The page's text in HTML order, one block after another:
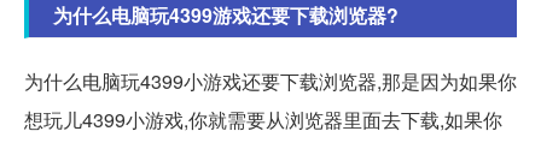
为什么电脑玩4399游戏还要下载浏览器?
为什么电脑玩4399小游戏还要下载浏览器,那是因为如果你
想玩儿4399小游戏,你就需要从浏览器里面去下载,如果你